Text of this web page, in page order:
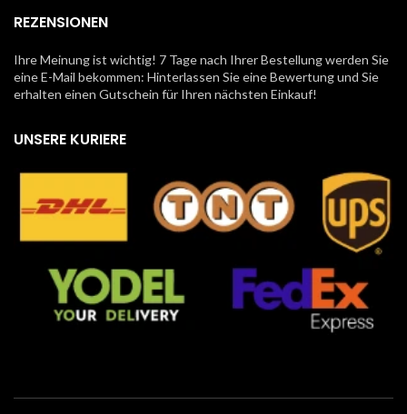
REZENSIONEN
Ihre Meinung ist wichtig! 7 Tage nach Ihrer Bestellung werden Sie
eine E-Mail bekommen: Hinterlassen Sie eine Bewertung und Sie
erhalten einen Gutschein für Ihren nächsten Einkauf!
UNSERE KURIERE